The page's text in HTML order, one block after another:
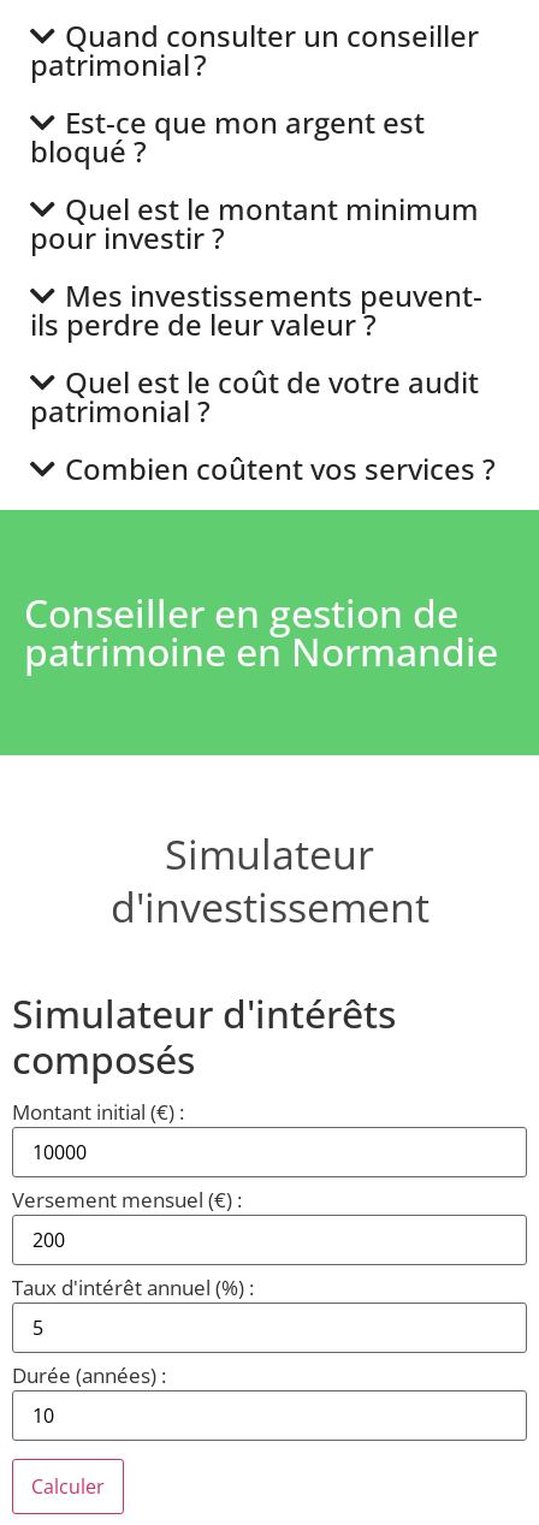
Quand consulter un conseiller
patrimonial ?
Est-ce que mon argent est
bloqué ?
Quel est le montant minimum
pour investir ?
Mes investissements peuvent-
ils perdre de leur valeur ?
Quel est le coût de votre audit
patrimonial ?
Combien coûtent vos services ?
Conseiller en gestion de
patrimoine en Normandie
Simulateur
d'investissement
Simulateur d'intérêts
composés
Montant initial (€) :
Versement mensuel (€) :
Taux d'intérêt annuel (%) :
Durée (années) :
Calculer